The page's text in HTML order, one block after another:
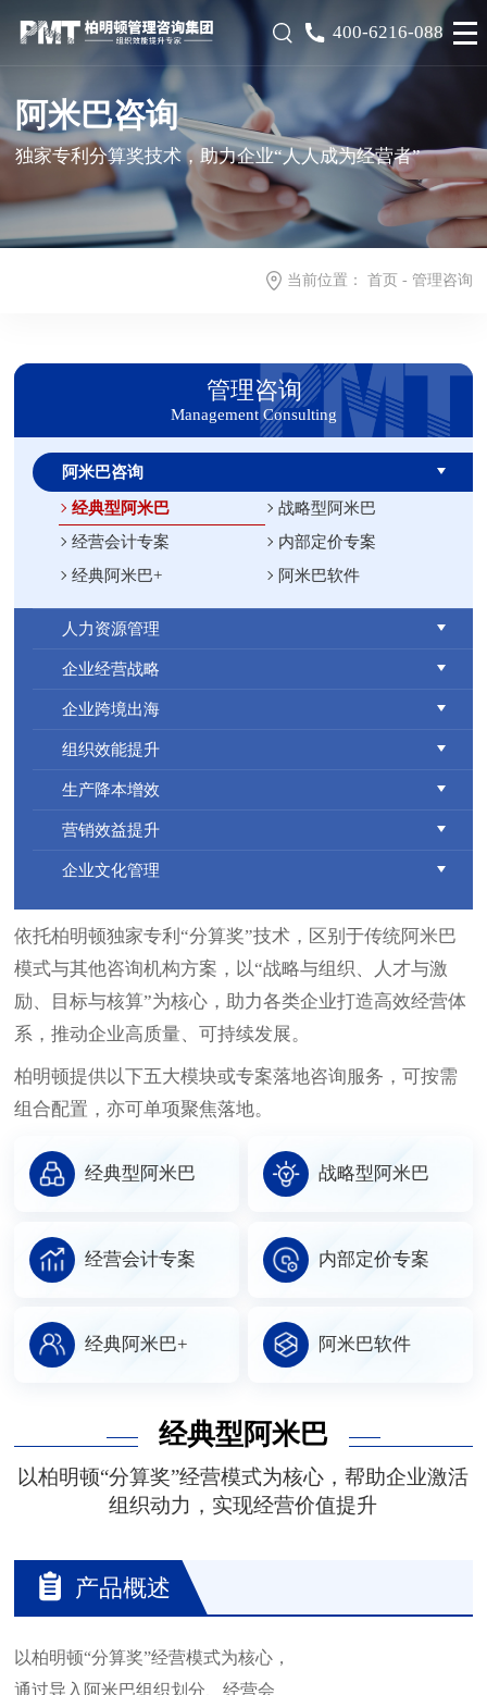
400-6216-088
阿米巴咨询
独家专利分算奖技术，助力企业“人人成为经营者”
当前位置： 首页- 管理咨询
管理咨询
Management Consulting
阿米巴咨询
经典型阿米巴
战略型阿米巴
经营会计专案
内部定价专案
经典阿米巴+
阿米巴软件
人力资源管理
企业经营战略
企业跨境出海
组织效能提升
生产降本增效
营销效益提升
企业文化管理
依托柏明顿独家专利“分算奖”技术，区别于传统阿米巴
模式与其他咨询机构方案，以“战略与组织、人才与激
励、目标与核算”为核心，助力各类企业打造高效经营体
系，推动企业高质量、可持续发展。
柏明顿提供以下五大模块或专案落地咨询服务，可按需
组合配置，亦可单项聚焦落地。
经典型阿米巴 战略型阿米巴
经营会计专案 内部定价专案
经典阿米巴+ 阿米巴软件
经典型阿米巴
以柏明顿“分算奖”经营模式为核心，帮助企业激活
组织动力，实现经营价值提升
产品概述
以柏明顿“分算奖”经营模式为核心，
通过导入阿米巴组织划分、经营会